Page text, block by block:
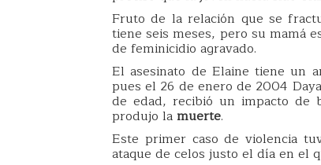
Fruto de la relación que se
tiene seis meses, pero su mamá
de feminicidio agravado.
El asesinato de Elaine tiene un
pues el 26 de enero de 2004
de edad, recibió un impacto de
produjo lamuerte.
Este primer caso de violencia
ataque de celos justo el día en el